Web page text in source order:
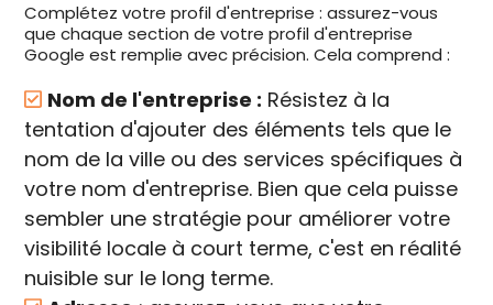
Complétez votre profil d'entreprise : assurez-vous
que chaque section de votre profil d'entreprise
Google est remplie avec précision. Cela comprend :
Nom de l'entreprise : Résistez à la
tentation d'ajouter des éléments tels que le
nom de la ville ou des services spécifiques à
votre nom d'entreprise. Bien que cela puisse
sembler une stratégie pour améliorer votre
visibilité locale à court terme, c'est en réalité
nuisible sur le long terme.